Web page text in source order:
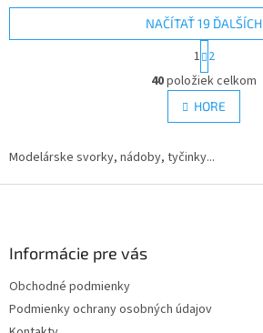
O
v
l
á
a
v
NAČÍTAŤ 19 ĎALŠÍCH
t
r
á
n
k
v
n
1 2
40položiek celkom
HORE
Modelárske svorky, nádoby, tyčinky...
Informácie pre vás
Obchodné podmienky
Podmienky ochrany osobných údajov